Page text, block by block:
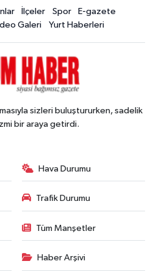
İlçeler Spor
E-gazete
Galeri Yurt Haberleri
sizleri buluştururken, sadelik
bir araya getirdi.
Hava Durumu
Trafik Durumu
Tüm Manşetler
Haber Arşivi